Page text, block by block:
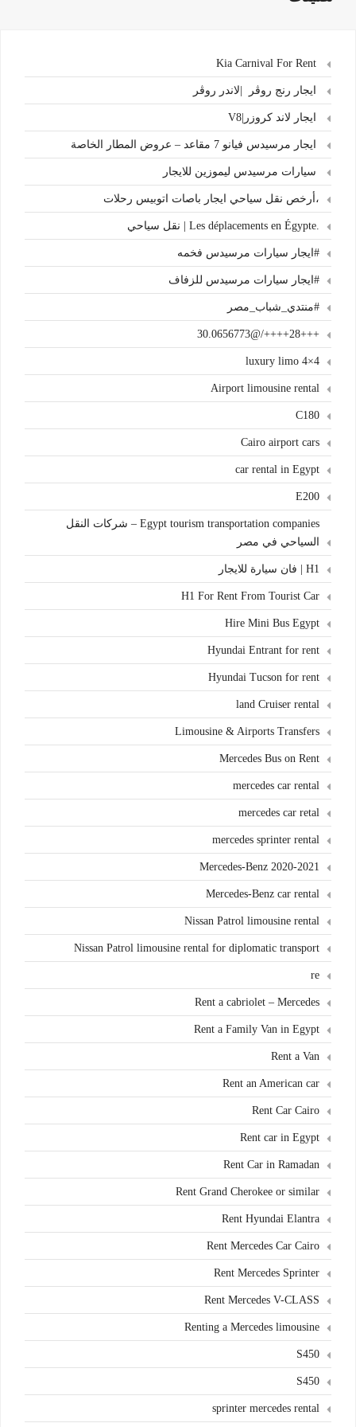
ايجار رنج روڤر |لاندر روڤر
ايجار لاند كروزر|V8
ايجار مرسيدس فيانو 7 مقاعد – عروض المطار الخاصة
سيارات مرسيدس ليموزين للايجار
،أرخص نقل سياحي ايجار باصات اتوبيس رحلات
.Les déplacements en Égypte | نقل سياحي
#ايجار سيارات مرسيدس فخمه
#ايجار سيارات مرسيدس للزفاف
#منتدي_شباب_مصر
+++28++++/@30.0656773
4×4 luxury limo
Airport limousine rental
C180
Cairo airport cars
car rental in Egypt
E200
Egypt tourism transportation companies – شركات النقل
السياحي في مصر
H1 | فان سيارة للايجار
H1 For Rent From Tourist Car
Hire Mini Bus Egypt
Hyundai Entrant for rent
Hyundai Tucson for rent
land Cruiser rental
Limousine & Airports Transfers
Mercedes Bus on Rent
mercedes car rental
mercedes car retal
mercedes sprinter rental
Mercedes-Benz 2020-2021
Mercedes-Benz car rental
Nissan Patrol limousine rental
Nissan Patrol limousine rental for diplomatic transport
re
Rent a cabriolet – Mercedes
Rent a Family Van in Egypt
Rent a Van
Rent an American car
Rent Car Cairo
Rent car in Egypt
Rent Car in Ramadan
Rent Grand Cherokee or similar
Rent Hyundai Elantra
Rent Mercedes Car Cairo
Rent Mercedes Sprinter
Rent Mercedes V-CLASS
Renting a Mercedes limousine
S450
S450
sprinter mercedes rental